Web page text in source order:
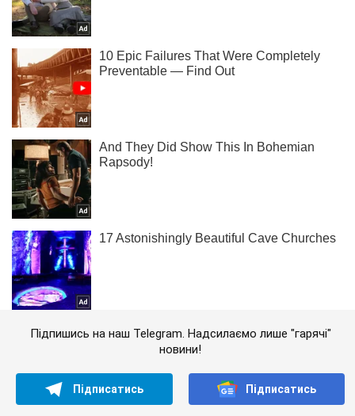
Підпишись на наш Telegram. Надсилаємо лише "гарячі"
новини!
Підписатись Підписатись